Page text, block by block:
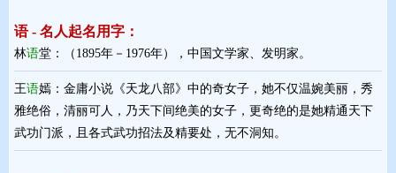
语 - 名人起名用字：
林语堂：（1895年－1976年），中国文学家、发明家。
王语嫣：金庸小说《天龙八部》中的奇女子，她不仅温婉美丽，秀
雅绝俗，清丽可人，乃天下间绝美的女子，更奇绝的是她精通天下
武功门派，且各式武功招法及精要处，无不洞知。